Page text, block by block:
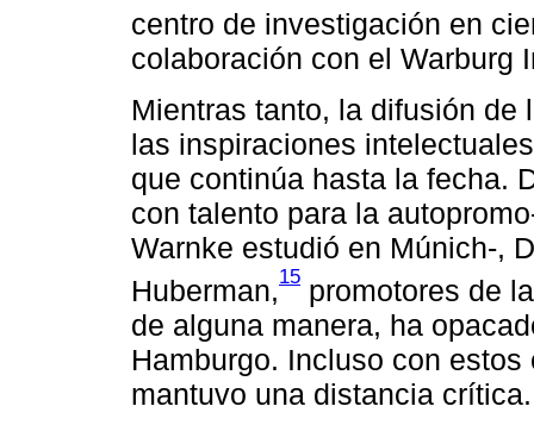
centro de investigación en
colaboración con el Warburg
Mientras tanto, la difusión de
las inspiraciones
que continúa hasta la fecha.
con talento para la
Warnke estudió en Múnich-,
Huberman,15 promotores de
de alguna manera, ha
Hamburgo. Incluso con
mantuvo una distancia crítica.